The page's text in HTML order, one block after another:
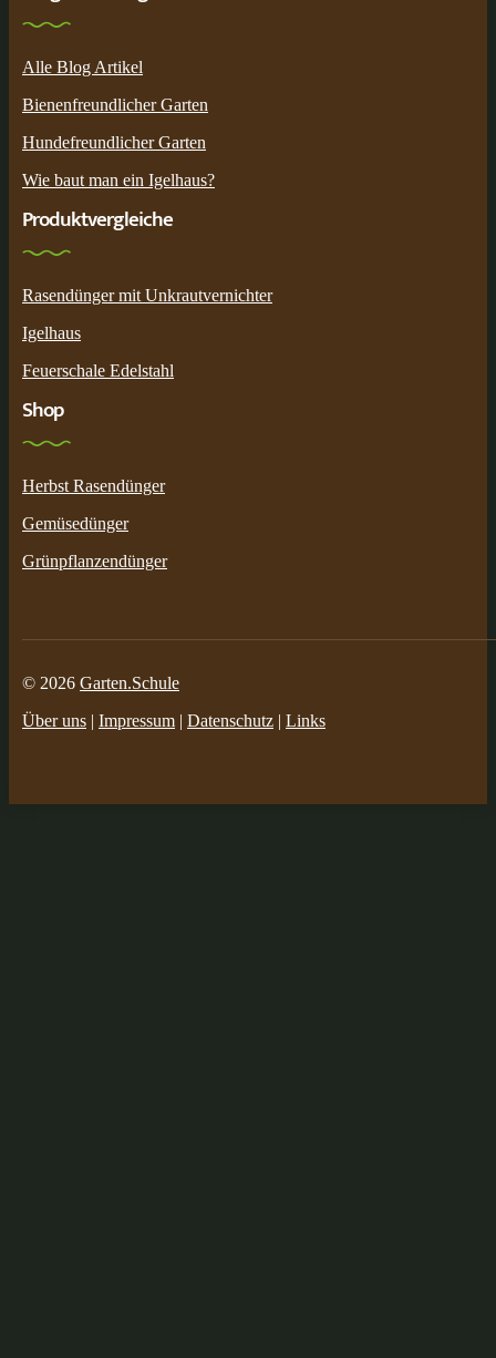
Alle Blog Artikel
Bienenfreundlicher Garten
Hundefreundlicher Garten
Wie baut man ein Igelhaus?
Produktvergleiche
Rasendünger mit Unkrautvernichter
Igelhaus
Feuerschale Edelstahl
Shop
Herbst Rasendünger
Gemüsedünger
Grünpflanzendünger
© 2026 Garten.Schule
Über uns | Impressum | Datenschutz | Links